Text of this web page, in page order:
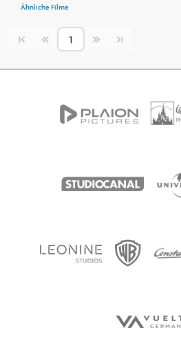
Ähnliche Filme
Vorherige SeiteNächste Seite